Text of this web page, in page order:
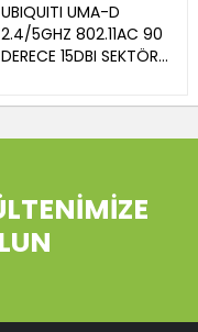
UBIQUITI UMA-D
2.4/5GHZ 802.11AC 90
DERECE 15DBI SEKTÖR
İÇİN)